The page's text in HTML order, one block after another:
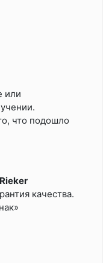
или
что подошло
качества.